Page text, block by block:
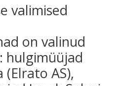
valimised
on valinud
hulgimüüjad
AS),